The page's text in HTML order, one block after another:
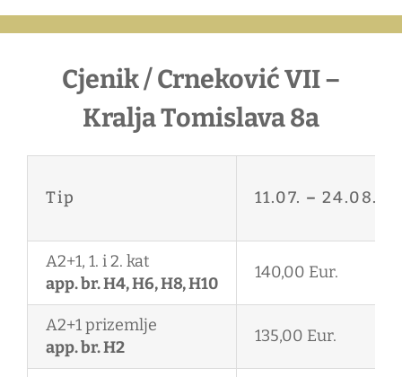
Cjenik / Crneković VII –
Kralja Tomislava 8a
Tip 11.07. – 24.08.
A2+1, 1. i 2. kat
app. br. H4, H6, H8, H10
140,00 Eur.
A2+1 prizemlje
app. br. H2
135,00 Eur.